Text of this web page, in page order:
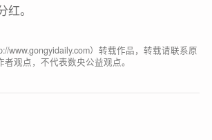
。
www.gongyidaily.com）转载作品，转载请联系原
观点，不代表数央公益观点。